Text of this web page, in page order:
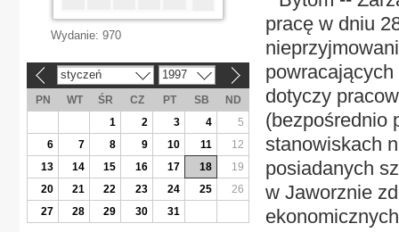
pracę w dniu
dotyczy
(bezpośrednio
stanowiskach
posiadanych
w Jaworznie
Wydanie: 970
styczeń 1997
PN WT ŚR CZ PT SB
ND
1
2 3 4
5
6
7 8 9 10 11
12
13
14 15 16 17 18
19
20
21 22 23 24 25
26
27
28 29 30 31